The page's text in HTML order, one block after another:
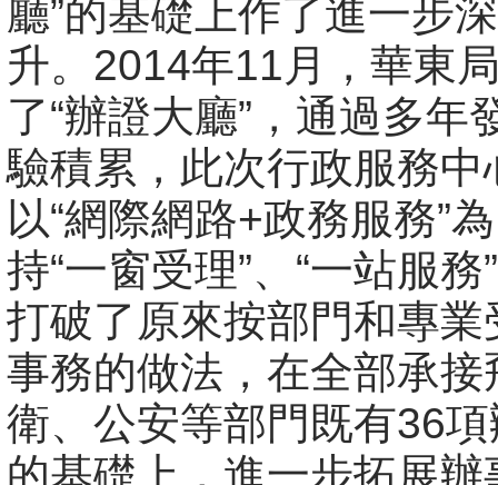
廳”的基礎上作了進一步
升。2014年11月，華東
了“辦證大廳”，通過多年
驗積累，此次行政服務中
以“網際網路+政務服務”
持“一窗受理”、“一站服
打破了原來按部門和專業
事務的做法，在全部承接
衛、公安等部門既有36
的基礎上，進一步拓展辦